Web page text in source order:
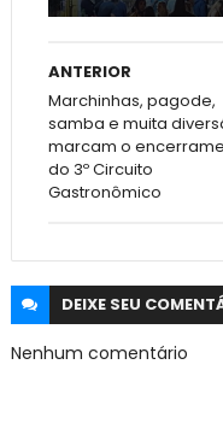
ANTERIOR
Marchinhas, pagode,
samba e muita
marcam o
do 3º Circuito
Gastronômico
DEIXE SEU
Nenhum comentário